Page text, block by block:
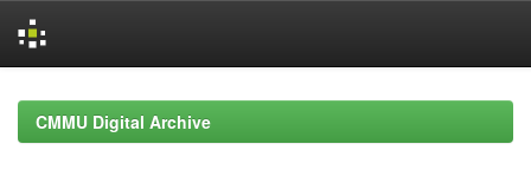
navigationCMMU Digital Archive